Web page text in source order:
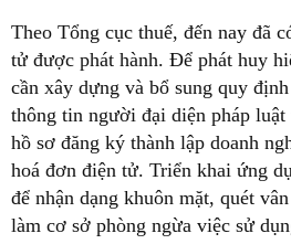
Theo Tổng cục thuế, đến nay đã
tử được phát hành. Để phát huy
cần xây dựng và bổ sung quy
thông tin người đại diện pháp
hồ sơ đăng ký thành lập doanh
hoá đơn điện tử. Triển khai ứng
để nhận dạng khuôn mặt, quét
làm cơ sở phòng ngừa việc sử